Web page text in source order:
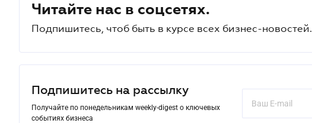
Читайте нас в соцсетях.
Подпишитесь, чтоб быть в курсе всех бизнес-новостей.
Подпишитесь на рассылку
Получайте по понедельникам weekly-digest о ключевых
событиях бизнеса